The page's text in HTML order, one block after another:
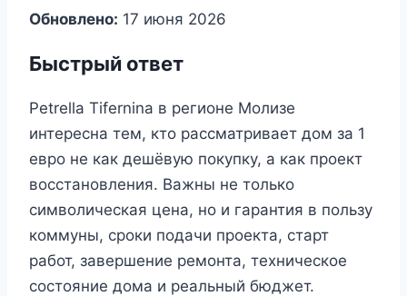
Обновлено: 17 июня 2026
Быстрый ответ
Petrella Tifernina в регионе Молизе
интересна тем, кто рассматривает дом за 1
евро не как дешёвую покупку, а как проект
восстановления. Важны не только
символическая цена, но и гарантия в пользу
коммуны, сроки подачи проекта, старт
работ, завершение ремонта, техническое
состояние дома и реальный бюджет.